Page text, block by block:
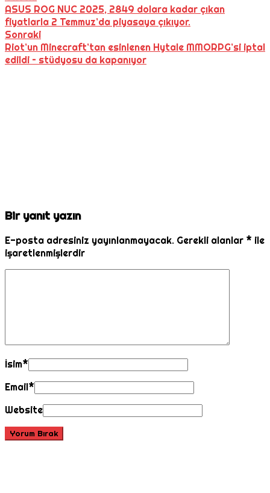
ASUS ROG NUC 2025, 2849 dolara kadar çıkan
fiyatlarla 2 Temmuz’da piyasaya çıkıyor.
Sonraki
Riot’un Minecraft’tan esinlenen Hytale MMORPG’si iptal
edildi – stüdyosu da kapanıyor
Bir yanıt yazın
E-posta adresiniz yayınlanmayacak. Gerekli alanlar * ile
işaretlenmişlerdir
İsim*
Email*
Website